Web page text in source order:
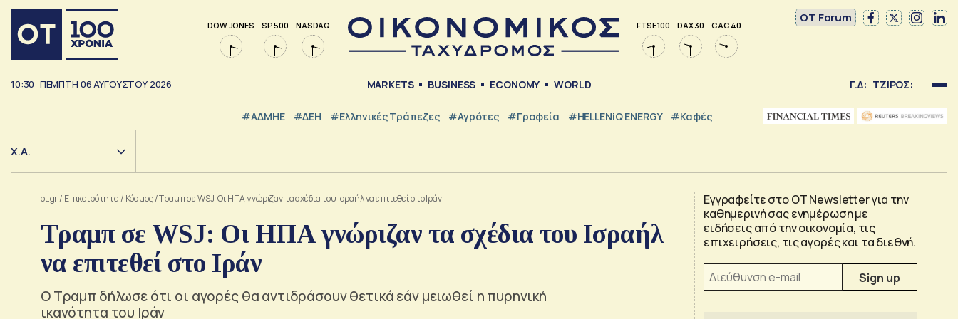
DOW JONES SP 500 NASDAQ FTSE 100 DAX 30 CAC 40
OT Forum
10:30 ΠΕΜΠΤΗ 06ΑΥΓΟΥΣΤΟΥ 2026 MARKETS BUSINESS ECONOMY WORLD Γ.Δ: ΤΖΙΡΟΣ:
#ΑΔΜΗΕ #ΔΕΗ #ελληνικές Τράπεζες #Αγρότες #Γραφεία #HELLENiQ ENERGY #καφές
Χ.Α.
ot.gr/ Επικαιρότητα / Κόσμος/Τραμπ σε WSJ: Οι ΗΠΑ γνώριζαν τα σχέδια του Ισραήλ να επιτεθεί στο Ιράν
Τραμπ σε WSJ: Οι ΗΠΑ γνώριζαν τα σχέδια του Ισραήλ
να επιτεθεί στο Ιράν
Ο Τραμπ δήλωσε ότι οι αγορές θα αντιδράσουν θετικά εάν μειωθεί η πυρηνική
ικανότητα του Ιράν
Εγγραφείτε στο OT Newsletter για την
καθημερινή σας ενημέρωση με
ειδήσεις από την οικονομία, τις
επιχειρήσεις, τις αγορές και τα διεθνή.